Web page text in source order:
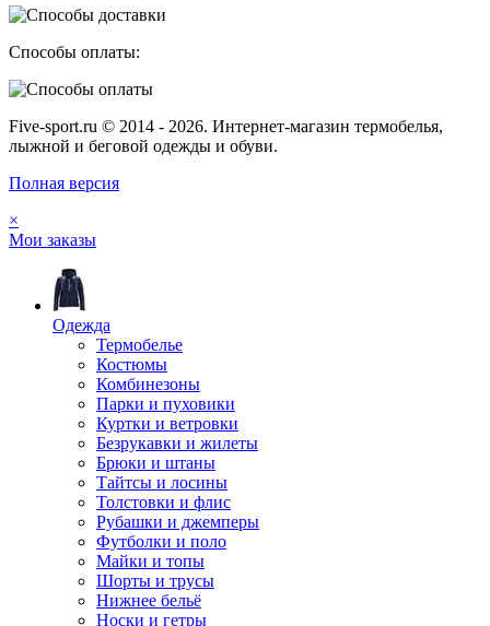
Способы оплаты:
Five-sport.ru © 2014 - 2026. Интернет-магазин термобелья,
лыжной и беговой одежды и обуви.
Полная версия
×
Мои заказы
Одежда
Термобелье
Костюмы
Комбинезоны
Парки и пуховики
Куртки и ветровки
Безрукавки и жилеты
Брюки и штаны
Тайтсы и лосины
Толстовки и флис
Рубашки и джемперы
Футболки и поло
Майки и топы
Шорты и трусы
Нижнее бельё
Носки и гетры